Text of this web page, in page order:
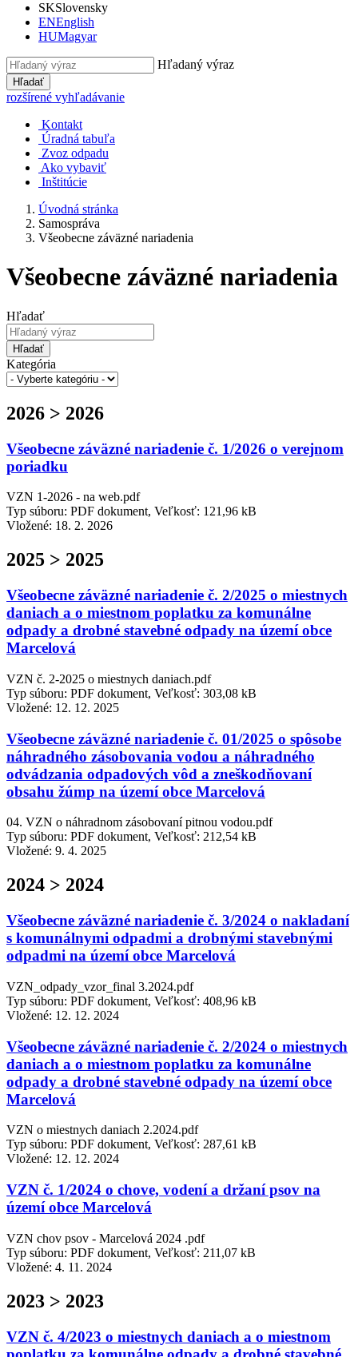
SKSlovensky
ENEnglish
HUMagyar
Hľadaný výraz
Hľadať
rozšírené vyhľadávanie
Kontakt
Úradná tabuľa
Zvoz odpadu
Ako vybaviť
Inštitúcie
Úvodná stránka
Samospráva
Všeobecne záväzné nariadenia
Všeobecne záväzné nariadenia
Hľadať
Hľadať
Kategória
2026 > 2026
Všeobecne záväzné nariadenie č. 1/2026 o verejnom
poriadku
VZN 1-2026 - na web.pdf
Typ súboru: PDF dokument, Veľkosť: 121,96 kB
Vložené: 18. 2. 2026
2025 > 2025
Všeobecne záväzné nariadenie č. 2/2025 o miestnych
daniach a o miestnom poplatku za komunálne
odpady a drobné stavebné odpady na území obce
Marcelová
VZN č. 2-2025 o miestnych daniach.pdf
Typ súboru: PDF dokument, Veľkosť: 303,08 kB
Vložené: 12. 12. 2025
Všeobecne záväzné nariadenie č. 01/2025 o spôsobe
náhradného zásobovania vodou a náhradného
odvádzania odpadových vôd a zneškodňovaní
obsahu žúmp na území obce Marcelová
04. VZN o náhradnom zásobovaní pitnou vodou.pdf
Typ súboru: PDF dokument, Veľkosť: 212,54 kB
Vložené: 9. 4. 2025
2024 > 2024
Všeobecne záväzné nariadenie č. 3/2024 o nakladaní
s komunálnymi odpadmi a drobnými stavebnými
odpadmi na území obce Marcelová
VZN_odpady_vzor_final 3.2024.pdf
Typ súboru: PDF dokument, Veľkosť: 408,96 kB
Vložené: 12. 12. 2024
Všeobecne záväzné nariadenie č. 2/2024 o miestnych
daniach a o miestnom poplatku za komunálne
odpady a drobné stavebné odpady na území obce
Marcelová
VZN o miestnych daniach 2.2024.pdf
Typ súboru: PDF dokument, Veľkosť: 287,61 kB
Vložené: 12. 12. 2024
VZN č. 1/2024 o chove, vodení a držaní psov na
území obce Marcelová
VZN chov psov - Marcelová 2024 .pdf
Typ súboru: PDF dokument, Veľkosť: 211,07 kB
Vložené: 4. 11. 2024
2023 > 2023
VZN č. 4/2023 o miestnych daniach a o miestnom